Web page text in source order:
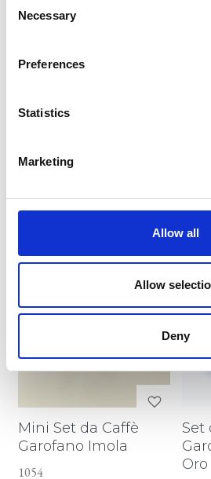
Selection
Necessary
Preferences
Statistics
Marketing
Allow all
Allow
Deny
€ 184,32
VEDI DETTAGLI VEDI
Mini Set da Caffè
Garofano Imola
1054
Set
Oro